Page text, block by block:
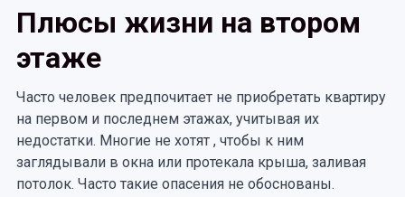
Плюсы жизни на втором
этаже
Часто человек предпочитает не приобретать квартиру
на первом и последнем этажах, учитывая их
недостатки. Многие не хотят , чтобы к ним
заглядывали в окна или протекала крыша, заливая
потолок. Часто такие опасения не обоснованы.